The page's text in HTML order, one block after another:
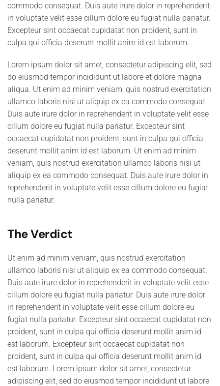
commodo consequat. Duis aute irure dolor in reprehenderit
in voluptate velit esse cillum dolore eu fugiat nulla pariatur.
Excepteur sint occaecat cupidatat non proident, sunt in
culpa qui officia deserunt mollit anim id est laborum.
Lorem ipsum dolor sit amet, consectetur adipiscing elit, sed
do eiusmod tempor incididunt ut labore et dolore magna
aliqua. Ut enim ad minim veniam, quis nostrud exercitation
ullamco laboris nisi ut aliquip ex ea commodo consequat.
Duis aute irure dolor in reprehenderit in voluptate velit esse
cillum dolore eu fugiat nulla pariatur. Excepteur sint
occaecat cupidatat non proident, sunt in culpa qui officia
deserunt mollit anim id est laborum. Ut enim ad minim
veniam, quis nostrud exercitation ullamco laboris nisi ut
aliquip ex ea commodo consequat. Duis aute irure dolor in
reprehenderit in voluptate velit esse cillum dolore eu fugiat
nulla pariatur.
The Verdict
Ut enim ad minim veniam, quis nostrud exercitation
ullamco laboris nisi ut aliquip ex ea commodo consequat.
Duis aute irure dolor in reprehenderit in voluptate velit esse
cillum dolore eu fugiat nulla pariatur. Duis aute irure dolor
in reprehenderit in voluptate velit esse cillum dolore eu
fugiat nulla pariatur. Excepteur sint occaecat cupidatat non
proident, sunt in culpa qui officia deserunt mollit anim id
est laborum. Excepteur sint occaecat cupidatat non
proident, sunt in culpa qui officia deserunt mollit anim id
est laborum. Lorem ipsum dolor sit amet, consectetur
adipiscing elit, sed do eiusmod tempor incididunt ut labore